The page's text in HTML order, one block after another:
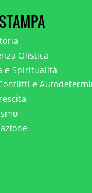
Olistica
e Spiritualità
e